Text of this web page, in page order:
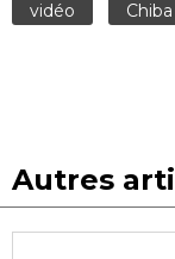
vidéo
Chiba
Autres